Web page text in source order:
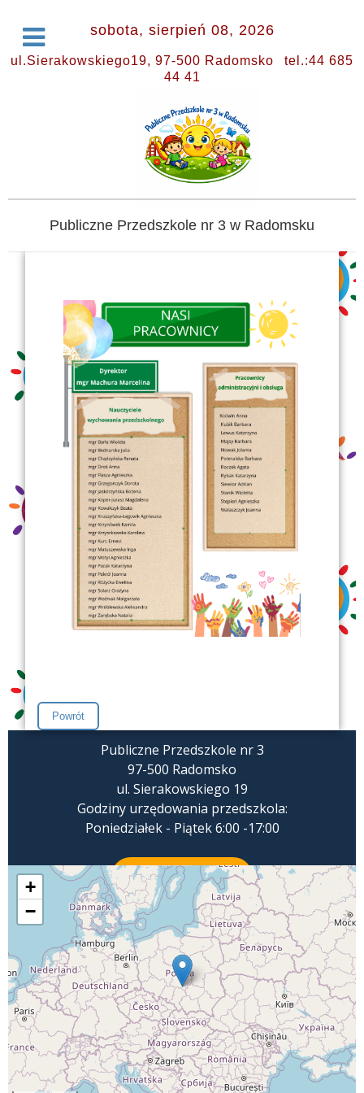
sobota, sierpień 08, 2026
ul.Sierakowskiego19, 97-500 Radomsko
tel.:44 685
44 41
Publiczne Przedszkole nr 3 w Radomsku
Publiczne Przedszkole nr 3
97-500 Radomsko
ul. Sierakowskiego 19
Godziny urzędowania przedszkola:
Poniedziałek - Piątek 6:00 -17:00
ZADZWOŃ
+
−